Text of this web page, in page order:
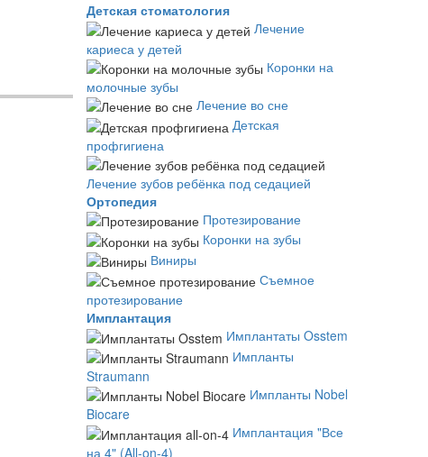
Детская стоматология
Лечение
кариеса у детей
Коронки на
молочные зубы
Лечение во сне
Детская
профгигиена
Лечение зубов ребёнка под седацией
Ортопедия
Протезирование
Коронки на зубы
Виниры
Съемное
протезирование
Имплантация
Имплантаты Osstem
Импланты
Straumann
Импланты Nobel
Biocare
Имплантация "Все
на 4" (All-on-4)